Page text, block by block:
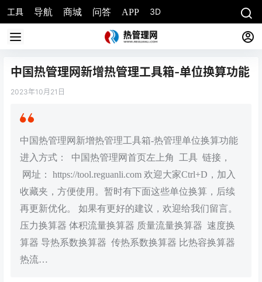
工具 导航 商城 问答 APP 3D
中国热管理网新增热管理工具箱-单位换算功能
2023年10月21日
中国热管理网新增热管理工具箱-热管理单位换算功能
进入方式： 中国热管理网首页左上角 工具 链接，
网址： https://tool.reguanli.com 欢迎大家Ctrl+D，加入
收藏夹，方便使用。暂时有下面这些单位换算，后续
再更新优化。 如果有更好的建议，欢迎给我们留言。
压力换算器 体积流量换算器 质量流量换算器 速度换
算器 导热系数换算器 传热系数换算器 比热容换算器
热流…